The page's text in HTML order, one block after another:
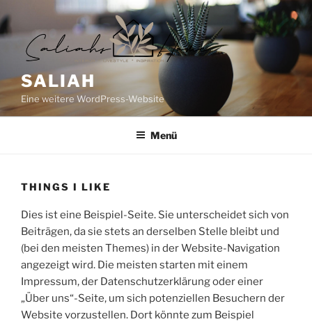
Inhalt
springen
SALIAH
Eine weitere WordPress-Website
Menü
THINGS I LIKE
Dies ist eine Beispiel-Seite. Sie unterscheidet sich von
Beiträgen, da sie stets an derselben Stelle bleibt und
(bei den meisten Themes) in der Website-Navigation
angezeigt wird. Die meisten starten mit einem
Impressum, der Datenschutzerklärung oder einer
„Über uns“-Seite, um sich potenziellen Besuchern der
Website vorzustellen. Dort könnte zum Beispiel